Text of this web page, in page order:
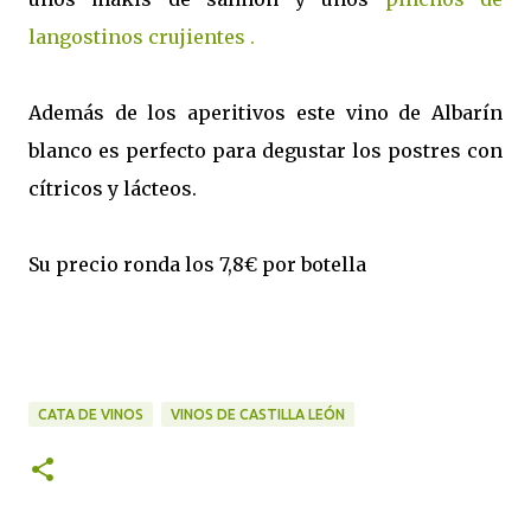
langostinos crujientes .
Además de los aperitivos este vino de Albarín
blanco es perfecto para degustar los postres con
cítricos y lácteos.
Su precio ronda los 7,8€ por botella
CATA DE VINOS VINOS DE CASTILLA LEÓN